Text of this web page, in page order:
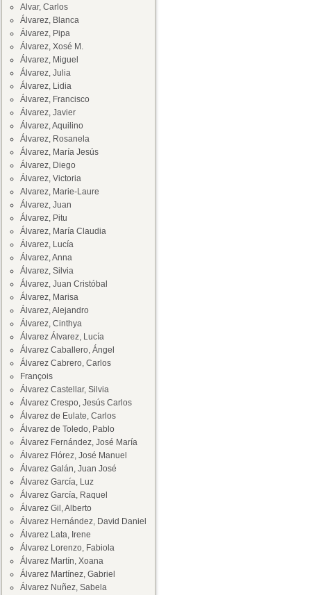
Alvar, Carlos
Álvarez, Blanca
Álvarez, Pipa
Álvarez, Xosé M.
Álvarez, Miguel
Álvarez, Julia
Álvarez, Lidia
Álvarez, Francisco
Álvarez, Javier
Álvarez, Aquilino
Álvarez, Rosanela
Álvarez, María Jesús
Álvarez, Diego
Álvarez, Victoria
Alvarez, Marie-Laure
Álvarez, Juan
Álvarez, Pitu
Álvarez, María Claudia
Álvarez, Lucía
Álvarez, Anna
Álvarez, Silvia
Álvarez, Juan Cristóbal
Álvarez, Marisa
Álvarez, Alejandro
Álvarez, Cinthya
Álvarez Álvarez, Lucía
Álvarez Caballero, Ángel
Álvarez Cabrero, Carlos
François
Álvarez Castellar, Silvia
Álvarez Crespo, Jesús Carlos
Álvarez de Eulate, Carlos
Álvarez de Toledo, Pablo
Álvarez Fernández, José María
Álvarez Flórez, José Manuel
Álvarez Galán, Juan José
Álvarez García, Luz
Álvarez García, Raquel
Álvarez Gil, Alberto
Álvarez Hernández, David Daniel
Álvarez Lata, Irene
Álvarez Lorenzo, Fabiola
Álvarez Martín, Xoana
Álvarez Martínez, Gabriel
Álvarez Nuñez, Sabela